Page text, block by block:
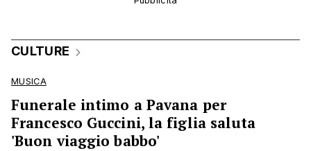
CULTURE
MUSICA
Funerale intimo a Pavana per
Francesco Guccini, la figlia saluta
'Buon viaggio babbo'